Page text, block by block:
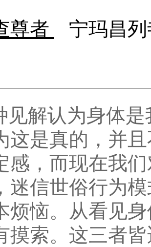
尊者 宁玛昌
见解认为身体
这是真的，并
感，而现在我
迷信世俗行为
烦恼。从看见
摸索。这三者